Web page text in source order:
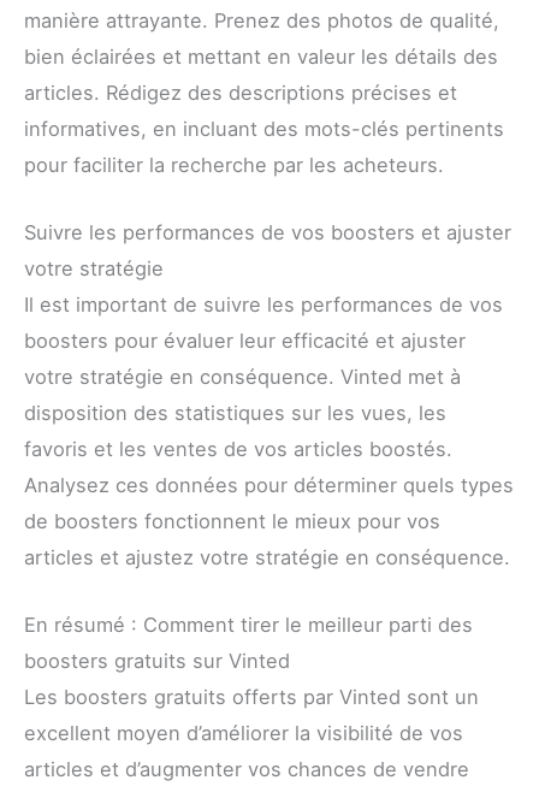
manière attrayante. Prenez des photos de qualité,
bien éclairées et mettant en valeur les détails des
articles. Rédigez des descriptions précises et
informatives, en incluant des mots-clés pertinents
pour faciliter la recherche par les acheteurs.
Suivre les performances de vos boosters et ajuster
votre stratégie
Il est important de suivre les performances de vos
boosters pour évaluer leur efficacité et ajuster
votre stratégie en conséquence. Vinted met à
disposition des statistiques sur les vues, les
favoris et les ventes de vos articles boostés.
Analysez ces données pour déterminer quels types
de boosters fonctionnent le mieux pour vos
articles et ajustez votre stratégie en conséquence.
En résumé : Comment tirer le meilleur parti des
boosters gratuits sur Vinted
Les boosters gratuits offerts par Vinted sont un
excellent moyen d’améliorer la visibilité de vos
articles et d’augmenter vos chances de vendre